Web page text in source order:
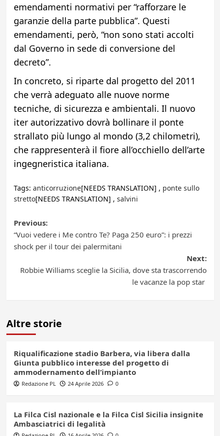
emendamenti normativi per “rafforzare le
garanzie della parte pubblica”. Questi
emendamenti, però, “non sono stati accolti
dal Governo in sede di conversione del
decreto”.
In concreto, si riparte dal progetto del 2011
che verrà adeguato alle nuove norme
tecniche, di sicurezza e ambientali. Il nuovo
iter autorizzativo dovrà bollinare il ponte
strallato più lungo al mondo (3,2 chilometri),
che rappresenterà il fiore all’occhiello dell’arte
ingegneristica italiana.
Tags: anticorruzione[NEEDS TRANSLATION] , ponte sullo
stretto[NEEDS TRANSLATION] , salvini
Post
navigation
Previous:
“Vuoi vedere i Me contro Te? Paga 250 euro”: i prezzi
shock per il tour dei palermitani
Next:
Robbie Williams sceglie la Sicilia, dove sta trascorrendo
le vacanze la pop star
Altre storie
Riqualificazione stadio Barbera, via libera dalla
Giunta pubblico interesse del progetto di
ammodernamento dell’impianto
Redazione PL 24 Aprile 2026 0
La Filca Cisl nazionale e la Filca Cisl Sicilia insignite
Ambasciatrici di legalità